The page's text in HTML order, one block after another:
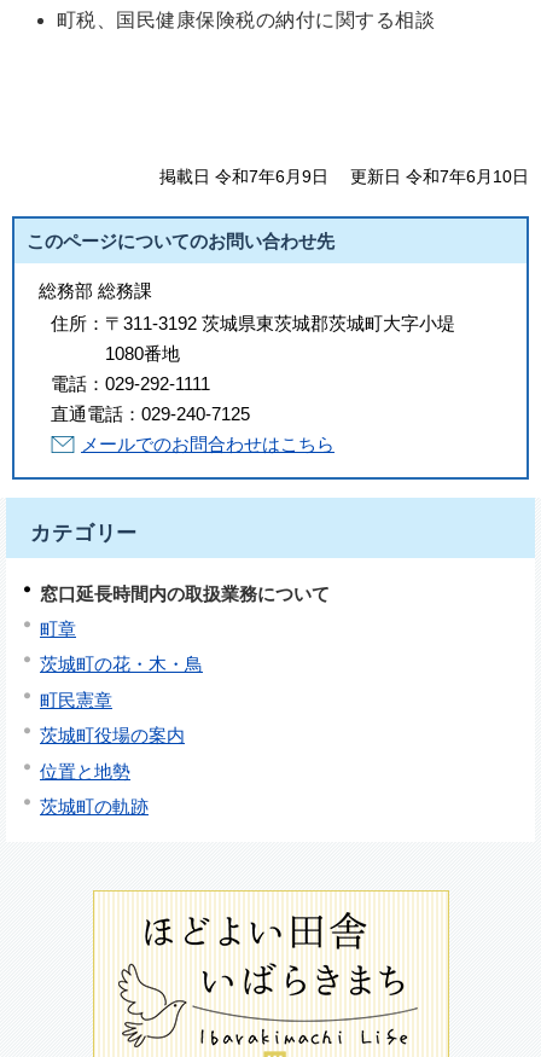
町税、国民健康保険税の納付に関する相談
掲載日 令和7年6月9日 更新日 令和7年6月10日
このページについてのお問い合わせ先
総務部 総務課
住所： 〒311-3192 茨城県東茨城郡茨城町大字小堤
1080番地
電話： 029-292-1111
直通電話： 029-240-7125
メールでのお問合わせはこちら
カテゴリー
窓口延長時間内の取扱業務について
町章
茨城町の花・木・鳥
町民憲章
茨城町役場の案内
位置と地勢
茨城町の軌跡